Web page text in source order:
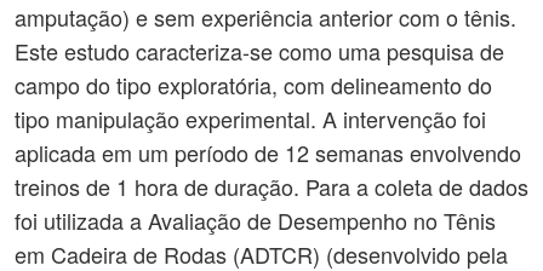
amputação) e sem experiência anterior com o tênis.
Este estudo caracteriza-se como uma pesquisa de
campo do tipo exploratória, com delineamento do
tipo manipulação experimental. A intervenção foi
aplicada em um período de 12 semanas envolvendo
treinos de 1 hora de duração. Para a coleta de dados
foi utilizada a Avaliação de Desempenho no Tênis
em Cadeira de Rodas (ADTCR) (desenvolvido pela